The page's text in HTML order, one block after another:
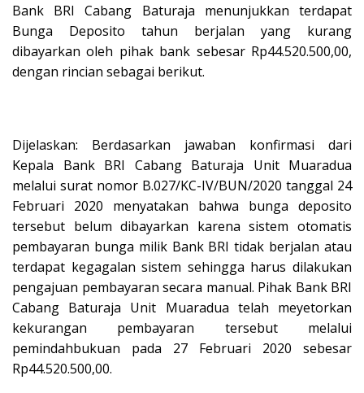
Bank BRI Cabang Baturaja menunjukkan terdapat
Bunga Deposito tahun berjalan yang kurang
dibayarkan oleh pihak bank sebesar Rp44.520.500,00,
dengan rincian sebagai berikut.
Dijelaskan: Berdasarkan jawaban konfirmasi dari
Kepala Bank BRI Cabang Baturaja Unit Muaradua
melalui surat nomor B.027/KC-IV/BUN/2020 tanggal 24
Februari 2020 menyatakan bahwa bunga deposito
tersebut belum dibayarkan karena sistem otomatis
pembayaran bunga milik Bank BRI tidak berjalan atau
terdapat kegagalan sistem sehingga harus dilakukan
pengajuan pembayaran secara manual. Pihak Bank BRI
Cabang Baturaja Unit Muaradua telah meyetorkan
kekurangan pembayaran tersebut melalui
pemindahbukuan pada 27 Februari 2020 sebesar
Rp44.520.500,00.